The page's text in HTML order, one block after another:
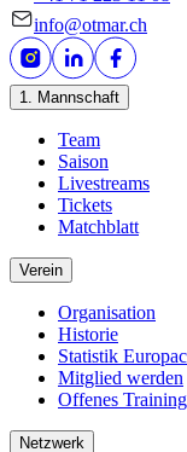
info@otmar.ch
1. Mannschaft
Team
Saison
Livestreams
Tickets
Matchblatt
Verein
Organisation
Historie
Statistik
Mitglied werden
Offenes Training
Netzwerk